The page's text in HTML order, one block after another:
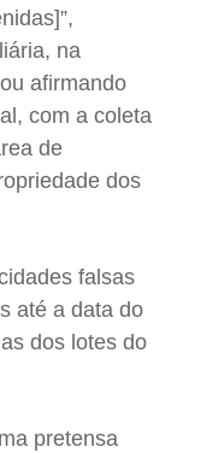
na
afirmando
com a coleta
de
dos
falsas
até a data do
dos lotes do
pretensa